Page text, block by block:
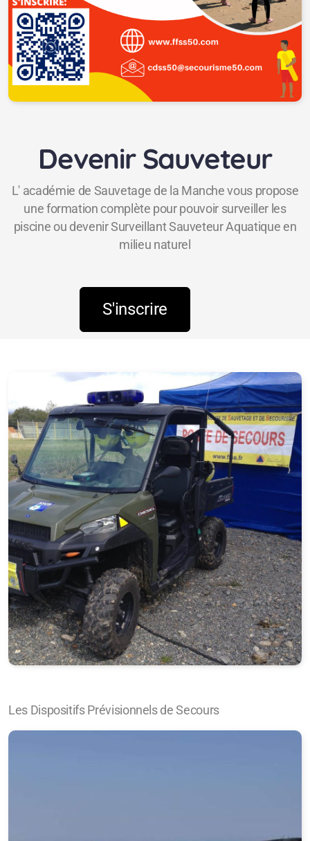
Devenir Sauveteur
L' académie de Sauvetage de la Manche vous propose
une formation complète pour pouvoir surveiller les
piscine ou devenir Surveillant Sauveteur Aquatique en
milieu naturel
S'inscrire
Les Dispositifs Prévisionnels de Secours